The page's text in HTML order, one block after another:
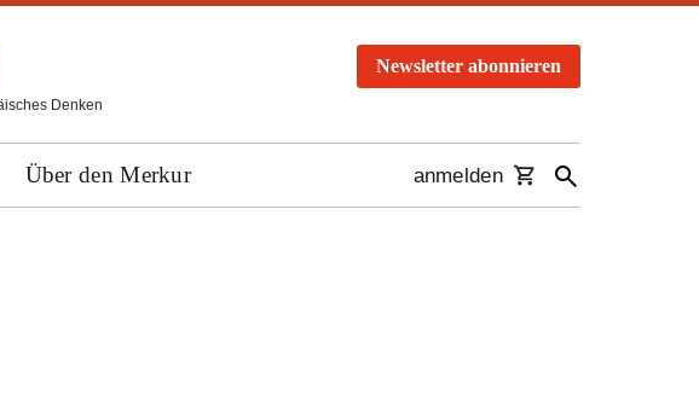
Denken
Newsletter abonnieren
Über den Merkur anmelden